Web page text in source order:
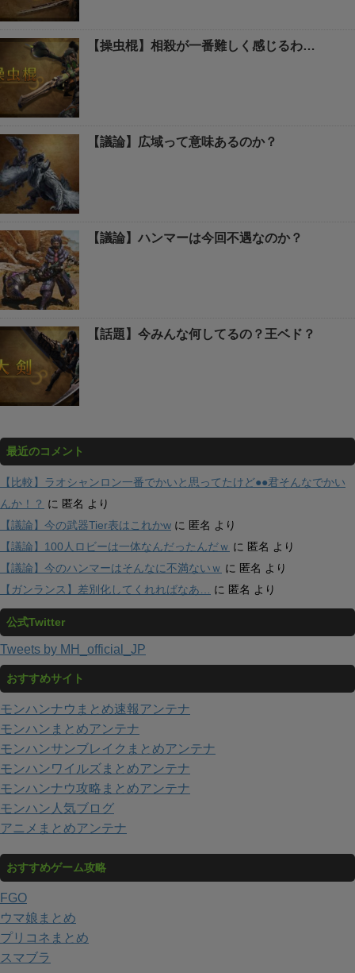
【操虫棍】相殺が一番難しく感じるわ…
【議論】広域って意味あるのか？
【議論】ハンマーは今回不遇なのか？
【話題】今みんな何してるの？王ベド？
最近のコメント
【比較】ラオシャンロン一番でかいと思ってたけど●●君そんなでかい
んか！？ に 匿名 より
【議論】今の武器Tier表はこれかw に 匿名 より
【議論】100人ロビーは一体なんだったんだｗ に 匿名 より
【議論】今のハンマーはそんなに不満ないｗ に 匿名 より
【ガンランス】差別化してくれればなあ…
に 匿名 より
公式Twitter
Tweets by MH_official_JP
おすすめサイト
モンハンナウまとめ速報アンテナ
モンハンまとめアンテナ
モンハンサンブレイクまとめアンテナ
モンハンワイルズまとめアンテナ
モンハンナウ攻略まとめアンテナ
モンハン人気ブログ
アニメまとめアンテナ
おすすめゲーム攻略
FGO
ウマ娘まとめ
プリコネまとめ
スマブラ